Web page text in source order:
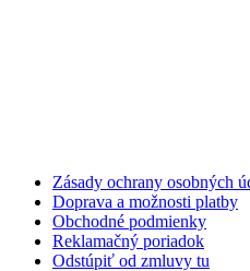
Zásady ochrany osobných
Doprava a možnosti platby
Obchodné podmienky
Reklamačný poriadok
Odstúpiť od zmluvy tu